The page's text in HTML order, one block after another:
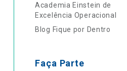
Academia Einstein de
Excelência Operacional
Blog Fique por Dentro
Faça Parte